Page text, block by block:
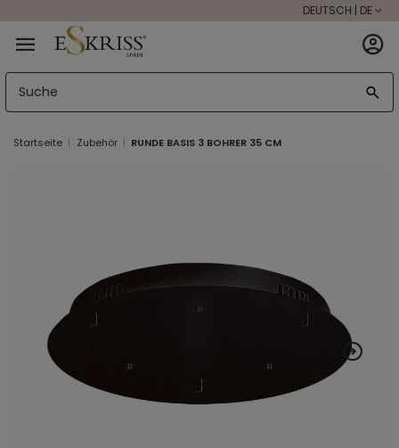
DEUTSCH | DE
Startseite Zubehör RUNDE BASIS 3 BOHRER 35 CM